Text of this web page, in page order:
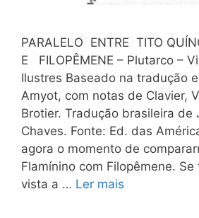
PARALELO ENTRE TITO
E FILOPÊMENE – Plutarco –
Ilustres Baseado na tradução
Amyot, com notas de Clavier,
Brotier. Tradução brasileira de
Chaves. Fonte: Ed. das
agora o momento de
Flamínino com Filopêmene. Se
vista a … Ler mais